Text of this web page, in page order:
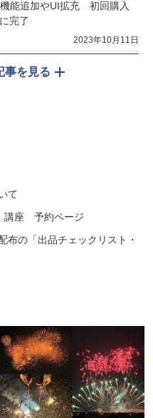
能追加やUI拡充　初回購入
完了
2023年10月11日
事を見る
て
講座 予約ページ
布の「出品チェックリスト・